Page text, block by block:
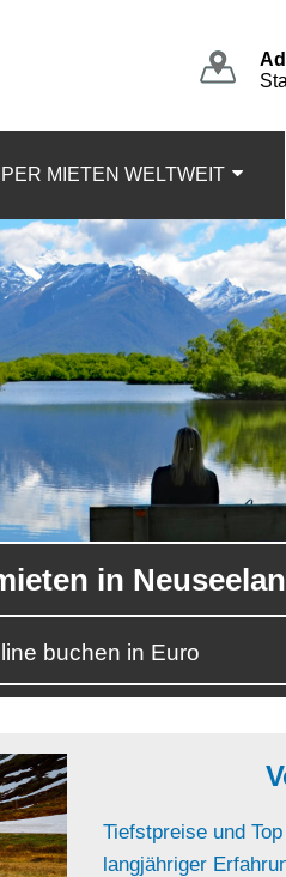
MIETEN WELTWEIT
in
buchen in Euro
Tiefstpreise und
langjähriger